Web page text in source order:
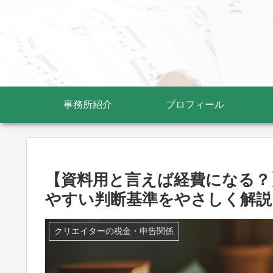
事務所紹介 プロフィール
【資料用と言えば経費になる
やすい判断基準をやさしく解説
クリエイターの税金・申告関係